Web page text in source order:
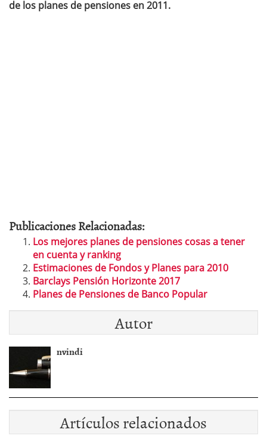
de los planes de pensiones en 2011.
Publicaciones Relacionadas:
Los mejores planes de pensiones cosas a tener
en cuenta y ranking
Estimaciones de Fondos y Planes para 2010
Barclays Pensión Horizonte 2017
Planes de Pensiones de Banco Popular
Autor
nvindi
Artículos relacionados